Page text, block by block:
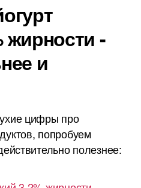
жирности -
и
цифры про
попробуем
полезнее: